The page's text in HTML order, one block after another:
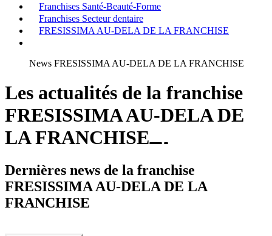
Franchises Santé-Beauté-Forme
Franchises Secteur dentaire
FRESISSIMA AU-DELA DE LA FRANCHISE
News FRESISSIMA AU-DELA DE LA FRANCHISE
Les actualités de la franchise
FRESISSIMA AU-DELA DE
LA FRANCHISE
Dernières news de la franchise
FRESISSIMA AU-DELA DE LA
FRANCHISE